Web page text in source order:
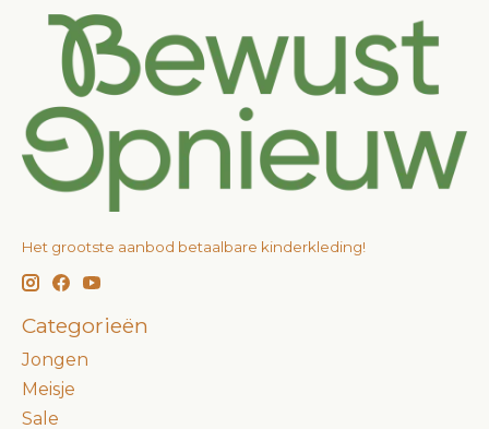
Het grootste aanbod betaalbare kinderkleding!
Categorieën
Jongen
Meisje
Sale